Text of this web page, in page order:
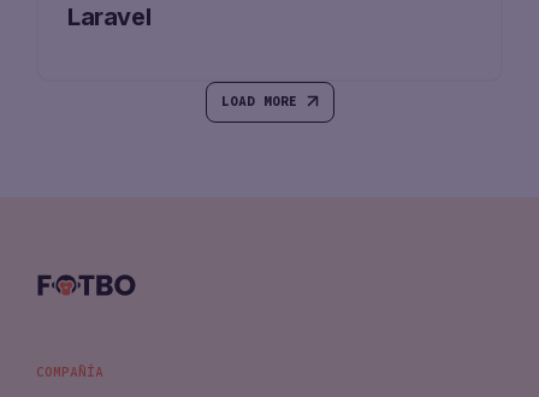
Laravel
LOAD MORE
COMPAÑÍA